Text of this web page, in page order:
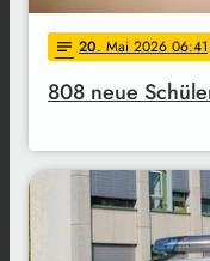
notes 20. Mai 2026 06:41
808 neue